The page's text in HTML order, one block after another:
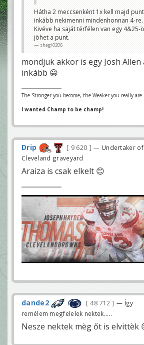
Hátha 2 meccsenként 1x kell majd
inkább nekimenni mindenhonnan 4-re.
Kivéve ha saját térfélen van egy 4&25-
jöhet a punt.
shagi0206
mondjuk akkor is egy Josh
inkább 😀
The Stronger you become, the Weaker you really are.
I wanted Champ to be champ!
Drip 9 620
— Undertaker of
Cleveland graveyard
Araiza is csak elkelt 😊
dande2 48 712
— Így
remélem megfelelek nektek.....
Nesze nektek mèg őt is elvittèk